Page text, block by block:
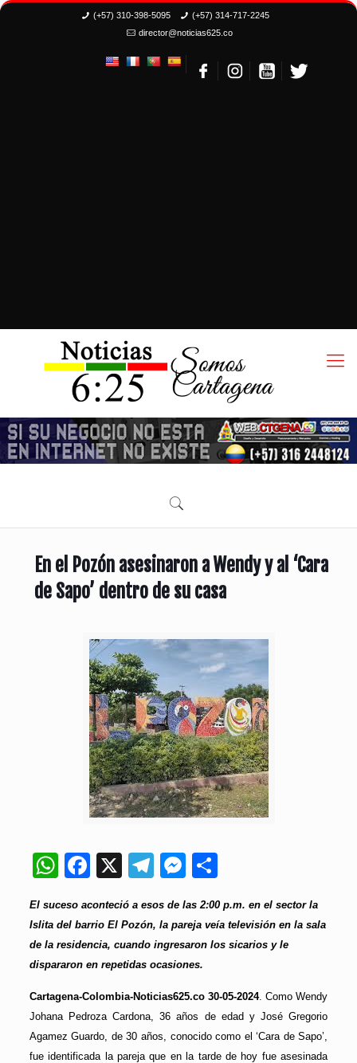
(+57) 310-398-5095
(+57) 314-717-2245
director@noticias625.co
En el Pozón asesinaron a Wendy y al ‘Cara
de Sapo’ dentro de su casa
WhatsApp
Facebook
X Telegram
Messenger
Compartir
El suceso aconteció a esos de las 2:00 p.m. en el sector la
Islita del barrio El Pozón, la pareja veía televisión en la sala
de la residencia, cuando ingresaron los sicarios y le
dispararon en repetidas ocasiones.
Cartagena-Colombia-Noticias625.co 30-05-2024. Como Wendy
Johana Pedroza Cardona, 36 años de edad y José Gregorio
Agamez Guardo, de 30 años, conocido como el ‘Cara de Sapo’,
fue identificada la pareja que en la tarde de hoy fue asesinada